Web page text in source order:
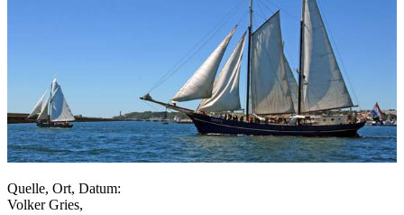
Quelle, Ort, Datum:
Volker Gries,